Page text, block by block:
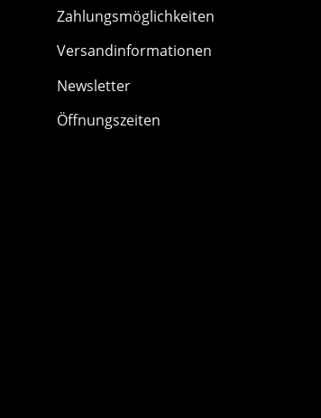
Zahlungsmöglichkeiten
Versandinformationen
Newsletter
Öffnungszeiten